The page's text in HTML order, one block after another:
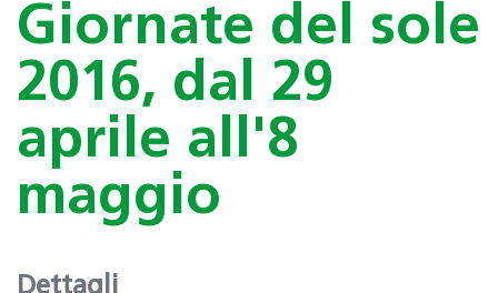
Giornate del sole
2016, dal 29
aprile all'8
maggio
Dettagli